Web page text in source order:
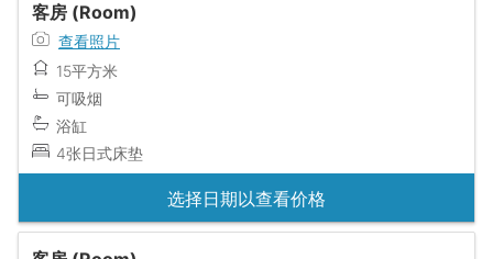
客房 (Room)
查看照片
15平方米
可吸烟
浴缸
4张日式床垫
选择日期以查看价格